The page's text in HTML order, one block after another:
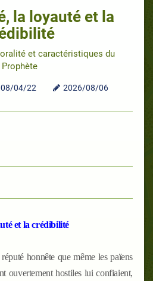
la loyauté et la
et caractéristiques du
Prophète
04/22 2026/08/06
et la crédibilité
honnête que même les païens
ouvertement hostiles lui confiaient,